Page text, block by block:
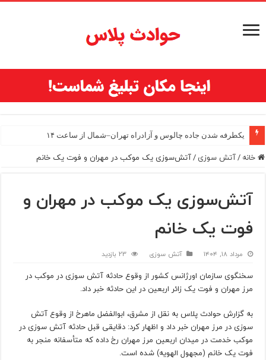
یکطرفه شدن جاده چالوس و آزادراه تهران–شمال از ساعت ۱۴
خانه/آتش سوزی/آتش‌سوزی یک موکب در مهران و فوت یک خانم
آتش‌سوزی یک موکب در مهران و
فوت یک خانم
مرداد ۱۸, ۱۴۰۴ آتش سوزی 23 بازدید
سخنگوی سازمان اورژانس کشور از وقوع حادثه آتش سوزی در موکب در
مرز مهران و فوت یک زائر اربعین در این حادثه خبر داد.
به گزارش حوادث پلاس به نقل از مشرق، ابوالفضل ماهرخ از وقوع آتش
سوزی در مرز مهران خبر داد و اظهار کرد: دقایقی قبل حادثه آتش سوزی در
موکب خدمت در میدان اربعین مرز مهران رخ داده که متأسفانه منجر به
فوت یک خانم (مجهول الهویه) شده است.